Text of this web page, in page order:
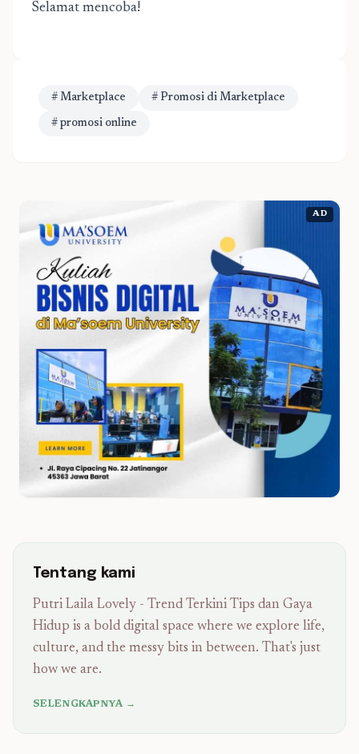
Selamat mencoba!
# Marketplace # Promosi di Marketplace
# promosi online
AD
Tentang kami
Putri Laila Lovely - Trend Terkini Tips dan Gaya
Hidup is a bold digital space where we explore life,
culture, and the messy bits in between. That's just
how we are.
SELENGKAPNYA →